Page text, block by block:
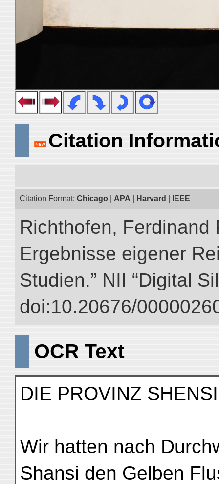
Citation
Citation Format: Chicago APA Harvard IEEE
Richthofen, Ferdinand
Ergebnisse eigener
Studien.” NII “Digital
doi:10.20676/
OCR Text
DIE PROVINZ
Wir hatten nach
Shansi den Gelben